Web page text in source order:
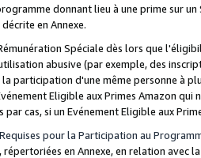
donnant lieu à une prime sur
en Annexe.
Spéciale dès lors que
abusive (par exemple, des
participation d'une même personne à
Eligible aux Primes Amazon qui
par cas, si un Evénement Eligible aux
pour la Participation au
en Annexe, en relation avec